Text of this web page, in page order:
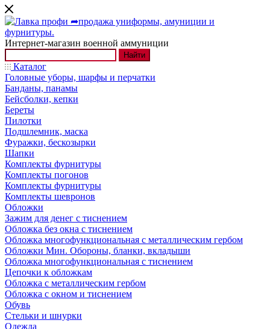
Интернет-магазин военной аммуниции
Найти
Каталог
Головные уборы, шарфы и перчатки
Банданы, панамы
Бейсболки, кепки
Береты
Пилотки
Подшлемник, маска
Фуражки, бескозырки
Шапки
Комплекты фурнитуры
Комплекты погонов
Комплекты фурнитуры
Комплекты шевронов
Обложки
Зажим для денег с тиснением
Обложка без окна с тиснением
Обложка многофункциональная с металлическим гербом
Обложки Мин. Обороны, бланки, вкладыши
Обложка многофункциональная с тиснением
Цепочки к обложкам
Обложка с металлическим гербом
Обложка с окном и тиснением
Обувь
Стельки и шнурки
Одежда